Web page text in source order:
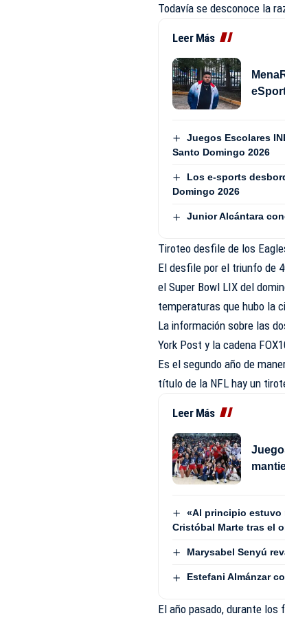
Todavía se desconoce la
Leer Más
Juegos Escolares
Santo Domingo 2026
Los e-sports
Domingo 2026
Junior Alcántara
Tiroteo desfile de los
El desfile por el triunfo de
el Super Bowl LIX del
temperaturas que hubo la
La información sobre las
York Post y la cadena
Es el segundo año de
título de la NFL hay un
Leer Más
«Al principio estuvo
Cristóbal Marte tras el
Marysabel Senyú
Estefani Almánzar
El año pasado, durante los